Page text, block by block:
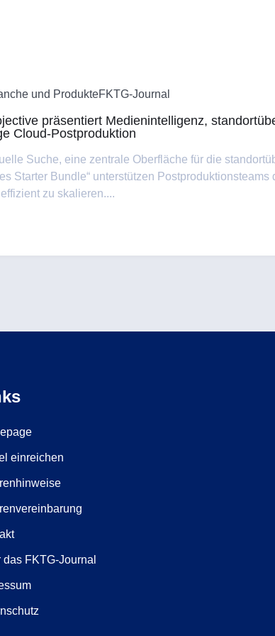
und ProdukteFKTG-Journal
präsentiert Medienintelligenz,
Cloud-Postproduktion
Suche, eine zentrale Oberfläche für die
Starter Bundle“ unterstützen
zu skalieren....
einreichen
das FKTG-Journal